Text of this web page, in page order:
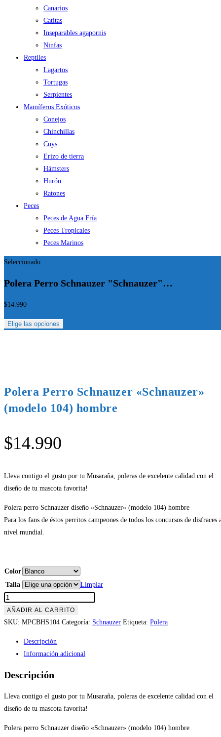
Canarios
Catitas
Inseparables agapornis
Ninfas
Reptiles
Lagartos
Tortugas
Serpientes
Mamíferos Exóticos
Conejos
Chinchillas
Cuys
Erizo de tierra
Hámsters
Hurón
Ratones
Peces
Peces de Agua Fría
Peces Tropicales
Peces Marinos
Seleccionado:
Polera Perro Schnauzer "Schnauzer"…
$14.990
Elige las opciones
Polera Perro Schnauzer «Schnauzer»
(modelo 104) hombre
$14.990
Lleva contigo el gusto por tu Musaraña, poleras de excelente calidad con el
diseño de tu mascota favorita!
Polera perro Schnauzer diseño «Schnauzer» (modelo 104) hombre
Para los fans de éstos perritos campeones de todos los concursos de disfraces
nivel mundial.
Color
Talla
Limpiar
Polera
Perro
Schnauzer
(modelo
hombre
AÑADIR AL CARRITO
SKU: MPCBHS104 Categoría: Schnauzer Etiqueta: Polera
Descripción
Información adicional
Descripción
Lleva contigo el gusto por tu Musaraña, poleras de excelente calidad con el
diseño de tu mascota favorita!
Polera perro Schnauzer diseño «Schnauzer» (modelo 104) hombre